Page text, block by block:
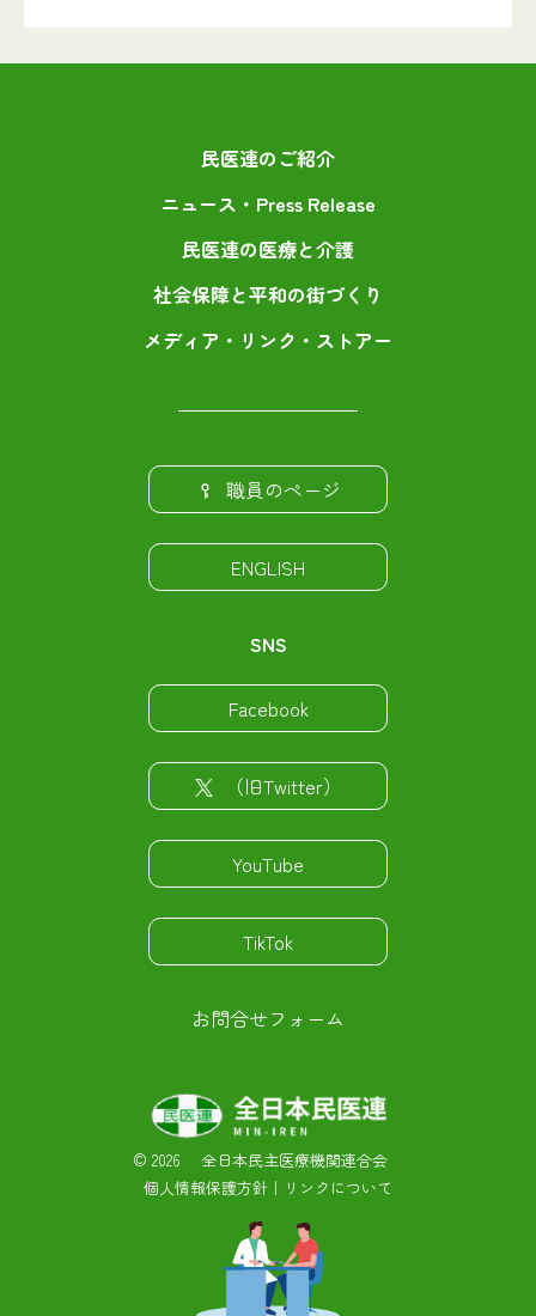
民医連のご紹介
ニュース・Press Release
民医連の医療と介護
社会保障と平和の街づくり
メディア・リンク・ストアー
職員のページ
ENGLISH
SNS
Facebook
（旧Twitter）
YouTube
TikTok
お問合せフォーム
© 2026 全日本民主医療機関連合会
個人情報保護方針 ｜ リンクについて